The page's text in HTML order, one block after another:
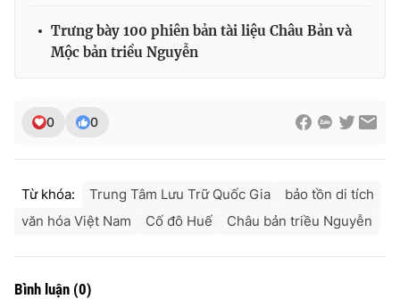
Trưng bày 100 phiên bản tài liệu Châu Bản và
Mộc bản triều Nguyễn
0 0
Từ khóa: Trung Tâm Lưu Trữ Quốc Gia
bảo tồn di tích
văn hóa Việt Nam
Cố đô Huế Châu bản triều Nguyễn
Bình luận (0)